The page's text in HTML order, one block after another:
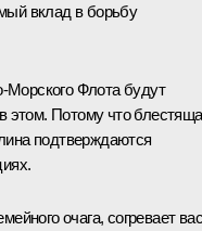
вклад в борьбу
Морского Флота будут
этом. Потому что
подтверждаются
очага, согревает вас